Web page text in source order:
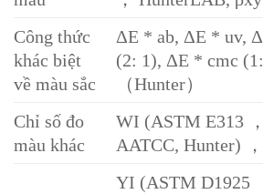
Công thức
khác biệt
về màu sắc
ΔE * ab, ΔE * uv,
(2: 1), ΔE * cmc
（Hunter）
Chỉ số đo
màu khác
WI (ASTM E313
AATCC, Hunter) ，
YI (ASTM D1925